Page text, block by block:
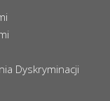
Dyskryminacji